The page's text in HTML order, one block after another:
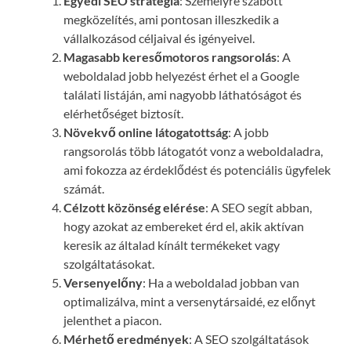
megközelítés, ami pontosan illeszkedik a
vállalkozásod céljaival és igényeivel.
Magasabb keresőmotoros rangsorolás: A
weboldalad jobb helyezést érhet el a Google
találati listáján, ami nagyobb láthatóságot és
elérhetőséget biztosít.
Növekvő online látogatottság: A jobb
rangsorolás több látogatót vonz a weboldaladra,
ami fokozza az érdeklődést és potenciális ügyfelek
számát.
Célzott közönség elérése: A SEO segít abban,
hogy azokat az embereket érd el, akik aktívan
keresik az általad kínált termékeket vagy
szolgáltatásokat.
Versenyelőny: Ha a weboldalad jobban van
optimalizálva, mint a versenytársaidé, ez előnyt
jelenthet a piacon.
Mérhető eredmények: A SEO szolgáltatások